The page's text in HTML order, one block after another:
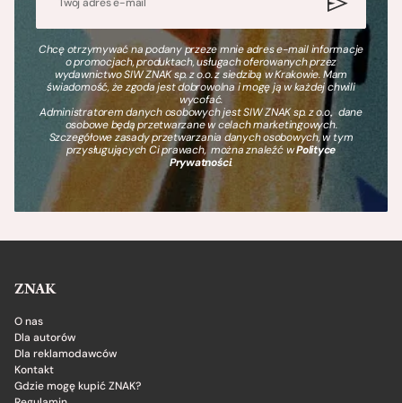
Chcę otrzymywać na podany przeze mnie adres e-mail informacje
o promocjach, produktach, usługach oferowanych przez
wydawnictwo SIW ZNAK sp. z o.o. z siedzibą w Krakowie. Mam
świadomość, że zgoda jest dobrowolna i mogę ją w każdej chwili
wycofać.
Administratorem danych osobowych jest SIW ZNAK sp. z o.o., dane
osobowe będą przetwarzane w celach marketingowych.
Szczegółowe zasady przetwarzania danych osobowych, w tym
przysługujących Ci prawach, można znaleźć wPolityce
Prywatności.
ZNAK
O nas
Dla autorów
Dla reklamodawców
Kontakt
Gdzie mogę kupić ZNAK?